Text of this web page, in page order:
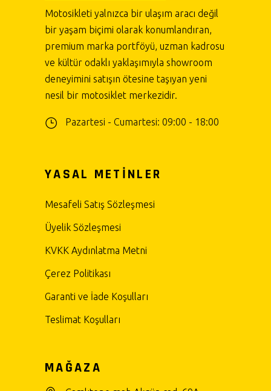
Motosikleti yalnızca bir ulaşım aracı değil
bir yaşam biçimi olarak konumlandıran,
premium marka portföyü, uzman kadrosu
ve kültür odaklı yaklaşımıyla showroom
deneyimini satışın ötesine taşıyan yeni
nesil bir motosiklet merkezidir.
Pazartesi - Cumartesi: 09:00 - 18:00
YASAL METİNLER
Mesafeli Satış Sözleşmesi
Üyelik Sözleşmesi
KVKK Aydınlatma Metni
Çerez Politikası
Garanti ve İade Koşulları
Teslimat Koşulları
MAĞAZA